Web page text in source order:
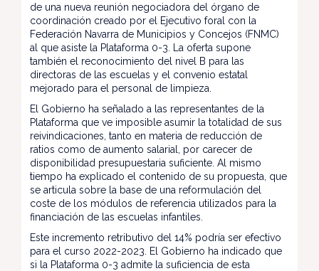
de una nueva reunión negociadora del órgano de
coordinación creado por el Ejecutivo foral con la
Federación Navarra de Municipios y Concejos (FNMC)
al que asiste la Plataforma 0-3. La oferta supone
también el reconocimiento del nivel B para las
directoras de las escuelas y el convenio estatal
mejorado para el personal de limpieza.
El Gobierno ha señalado a las representantes de la
Plataforma que ve imposible asumir la totalidad de sus
reivindicaciones, tanto en materia de reducción de
ratios como de aumento salarial, por carecer de
disponibilidad presupuestaria suficiente. Al mismo
tiempo ha explicado el contenido de su propuesta, que
se articula sobre la base de una reformulación del
coste de los módulos de referencia utilizados para la
financiación de las escuelas infantiles.
Este incremento retributivo del 14% podría ser efectivo
para el curso 2022-2023. El Gobierno ha indicado que
si la Plataforma 0-3 admite la suficiencia de esta